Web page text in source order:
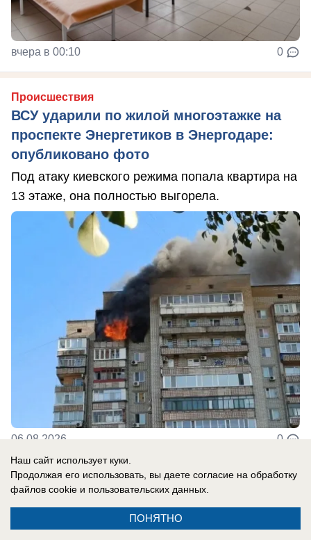
вчера в 00:10 0
Происшествия
ВСУ ударили по жилой многоэтажке на
проспекте Энергетиков в Энергодаре:
опубликовано фото
Под атаку киевского режима попала квартира на
13 этаже, она полностью выгорела.
06.08.2026 0
Главное в стране
Наш сайт использует куки.
Продолжая его использовать, вы даете согласие на обработку
файлов cookie и пользовательских данных.
ПОНЯТНО